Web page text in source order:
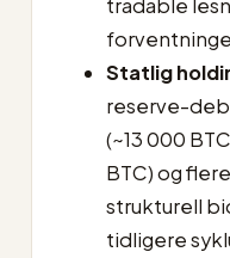
Statlig
reserve-
(~13 000
BTC) og
strukturell
tidligere